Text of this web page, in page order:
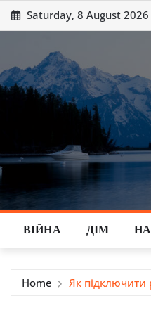
Skip
to
Saturday, 8 August 2026
ВІЙНА ДІМ
Home Як підключити